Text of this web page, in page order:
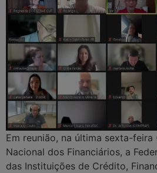
Em reunião, na última sexta-
Nacional dos Financiários, a
das Instituições de Crédito,